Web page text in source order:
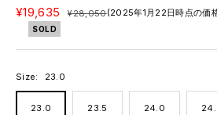
セ
格
¥19,635
通
¥28,050(2025年1月22日時点の価
SOLD
Size: 23.0
23.0 23.5 24.0